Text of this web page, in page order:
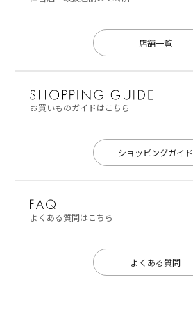
店舗一覧
お買いものガイドはこちら
ショッピングガイド
よくある質問はこちら
よくある質問